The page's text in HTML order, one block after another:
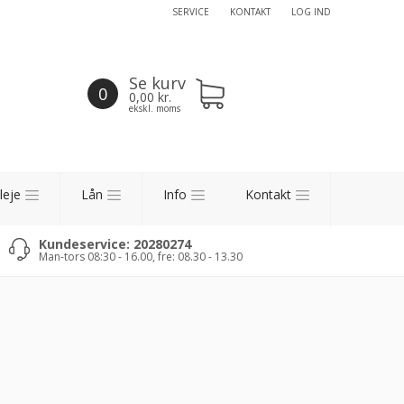
SERVICE KONTAKT LOG IND
0 Se kurv
0,00kr.
ekskl. moms
Lån Info Kontakt
Kundeservice: 20280274
Man-tors 08:30 - 16.00, fre: 08.30 - 13.30